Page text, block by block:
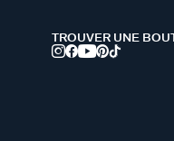
TROUVER UNE